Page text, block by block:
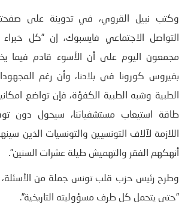
وكتب نبيل القروي، في تدوينة على
التواصل الاجتماعي فايسبوك، إن ”كل
مجمعون اليوم على أن الأسوء قادم فيما
بفيروس كورونا في بلادنا، وأن رغم المجهودات
الطبية وشبه الطبية الكفؤة، فإن تواضع
طاقة استيعاب مستشفياتنا، سيحول دون
اللازمة لآلاف التونسيين والتونسيات الذين
أنهكهم الفقر والتهميش طيلة عشرات السنين”.
وطرح رئيس حزب قلب تونس جملة من الأسئلة،
”حتى يتحمل كل طرف مسؤوليته التاريخية”.